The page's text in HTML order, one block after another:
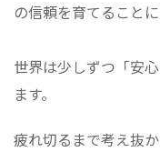
の信頼を育てることに
世界は少しずつ「安
ます。
疲れ切るまで考え抜